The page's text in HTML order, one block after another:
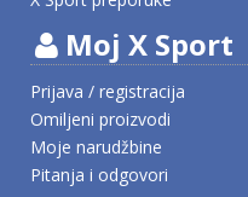
Moj X Sport
Prijava / registracija
Omiljeni proizvodi
Moje narudžbine
Pitanja i odgovori